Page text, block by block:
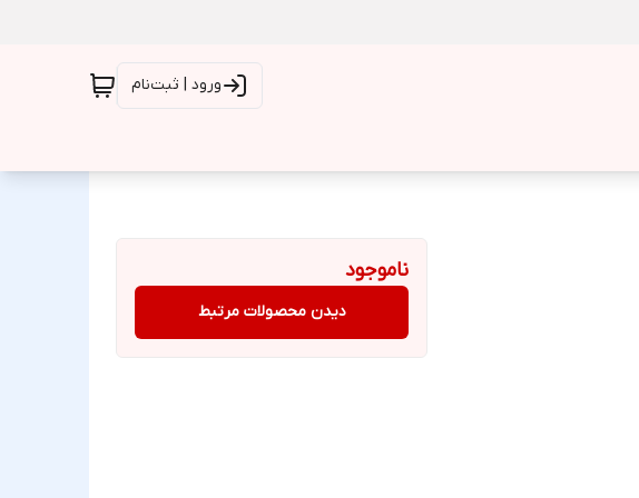
ورود | ثبت‌نام
ناموجود
دیدن محصولات مرتبط